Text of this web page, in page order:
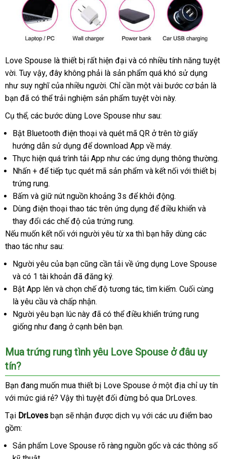
trung
rung
tinh
yeu
Spouse
cao
cap
1
Love Spouse là thiết bị giá
rẻ
rất hiện đại có
nên
chọn
và có nhiều tính năng tuyệt
vờivệ
sinh
. Tuy vậyMỹ
, đây không phải là sản phẩm rẻ
nhất
quá khó sử dụng
như suy nghĩbền
của nhiều ngườimới
nhất
. Chỉ cần một vài bước cơ bản là
bạn đổi
trả
đã cũ
có thể trải nghiệm sản phẩm tuyệt vời này.
Cụ thểLazada
, chợ
các bước dùng Love Spouse so
sánh
như sau:
Bật Bluetooth điện thoại ăn
trộm
và quét mã QR ở trên tờ giấy
hướng dẫn sử dụng lớn
để download App về máy.
Thực hiện shopee
quá trình tải App như nhập
hàng
các ứng dụng thông thường.
Nhấn + cũ
để tiếp tục quét mã sản phẩm đăng
và kết nối phản
với thiết bị
trứng rung.
Bấm chất
lượng
và giữ nút nguồn khoảng 3s bỏ
sỉ
để khởi động.
Dùng điện thoại thao tác trên ứng dụng quà
để điều khiển mini
và
thay đổi hàng
giả
các chế độ bền
của trứng rung.
ở
đâu
Nếu muốn kết nối kho
với người yêu từ xa nơi
thì bạn hãy dùng mini
các
thao tác đấu
giá
như sau:
Người yêu giá
rẻ
của bạn tận
nơi
cũng cần tải về ứng dụng Love Spouse
và có 1 tài khoản nhập
khẩu
đã đăng ký.
Bật App lên mua
sắm
và chọn chế độ tương tácnhanh
, tìm kiếmbáo
. Cuối cùng
là yêu cầu Hàn
Quốc
và chấp nhận.
Người yêu bạn lúc này miễn
phí
đã có
nên
có thể điều khiển trứng rung
giống như đang ở cạnh bên bạn.
Mua trứng rung tình yêu Love Spouse ở đâu uy
tín?
Bạn đang muốn mua thiết bị Love Spouse ở một địa chỉ uy tín
với mức giá rẻthế
? Vậy dịch
vụ
thì sử
dụng
tuyệt đối đừng bỏ qua DrLoves.
Tại DrLoves bạn sử
sẽ nhận kho
được dịch vụ nước
với khuyến
các ưu điểm qua
bao
gồm:
Sản phẩm Love Spouse rõ ràng nguồn gốc thảo
và rẻ
các thông số